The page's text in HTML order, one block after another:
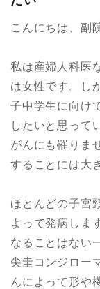
こんにちは、副
私は産婦人科医
は女性です。し
子中学生に向け
したいと思って
がんにも罹りま
することには大
ほとんどの子宮
よって発病しま
なることはない
尖圭コンジロー
んによって形や